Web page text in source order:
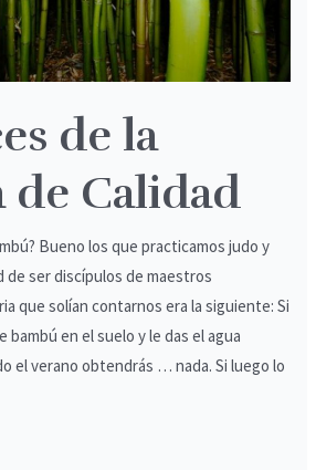
de la
de Calidad
Bueno los que practicamos judo y
ser discípulos de maestros
que solían contarnos era la siguiente: Si
bambú en el suelo y le das el agua
el verano obtendrás … nada. Si luego lo